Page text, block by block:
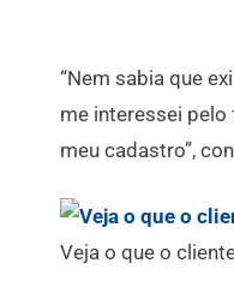
“Nem sabia que
me interessei pelo
meu cadastro”,
Veja o que o